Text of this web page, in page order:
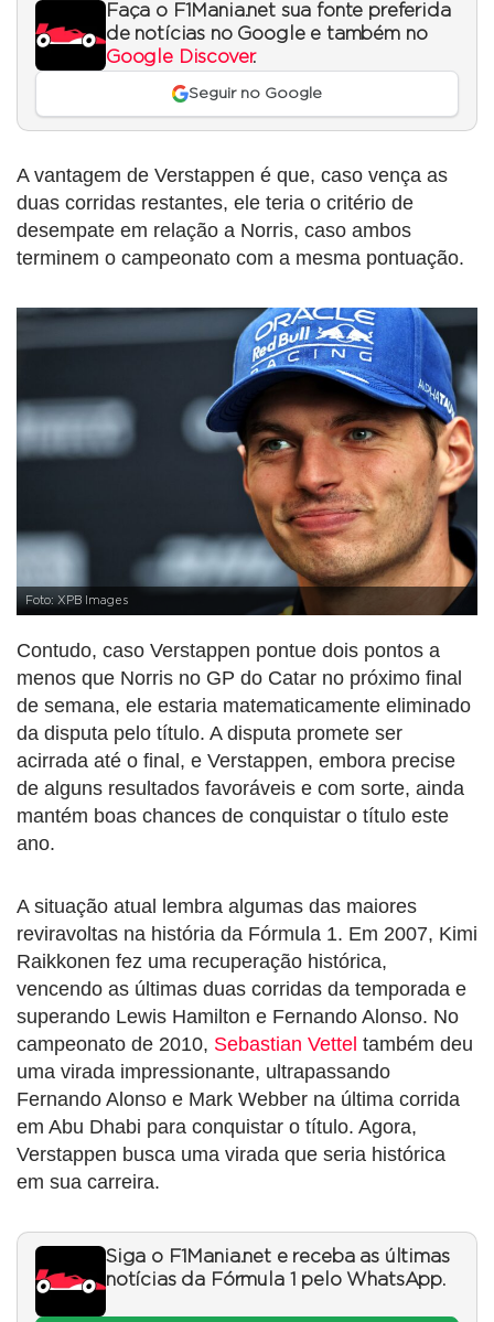
Faça o F1Mania.net sua fonte preferida
de notícias no Google e também no
Google Discover.
Seguir no Google
A vantagem de Verstappen é que, caso vença as
duas corridas restantes, ele teria o critério de
desempate em relação a Norris, caso ambos
terminem o campeonato com a mesma pontuação.
Foto: XPB Images
Contudo, caso Verstappen pontue dois pontos a
menos que Norris no GP do Catar no próximo final
de semana, ele estaria matematicamente eliminado
da disputa pelo título. A disputa promete ser
acirrada até o final, e Verstappen, embora precise
de alguns resultados favoráveis e com sorte, ainda
mantém boas chances de conquistar o título este
ano.
A situação atual lembra algumas das maiores
reviravoltas na história da Fórmula 1. Em 2007, Kimi
Raikkonen fez uma recuperação histórica,
vencendo as últimas duas corridas da temporada e
superando Lewis Hamilton e Fernando Alonso. No
campeonato de 2010, Sebastian Vettel também deu
uma virada impressionante, ultrapassando
Fernando Alonso e Mark Webber na última corrida
em Abu Dhabi para conquistar o título. Agora,
Verstappen busca uma virada que seria histórica
em sua carreira.
Siga o F1Mania.net e receba as últimas
notícias da Fórmula 1 pelo WhatsApp.